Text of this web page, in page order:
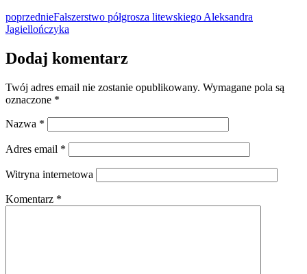
poprzednieFałszerstwo półgrosza litewskiego Aleksandra
Jagiellończyka
Dodaj komentarz
Twój adres email nie zostanie opublikowany. Wymagane pola są
oznaczone *
Nazwa *
Adres email *
Witryna internetowa
Komentarz *